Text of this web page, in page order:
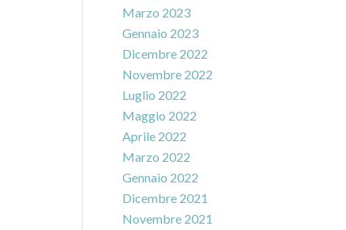
Marzo 2023
Gennaio 2023
Dicembre 2022
Novembre 2022
Luglio 2022
Maggio 2022
Aprile 2022
Marzo 2022
Gennaio 2022
Dicembre 2021
Novembre 2021